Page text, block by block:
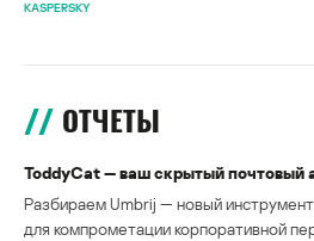
KASPERSKY
ОТЧЕТЫ
ToddyCat — ваш скрытый почтовый
Разбираем Umbrij — новый
для компрометации корпоративной